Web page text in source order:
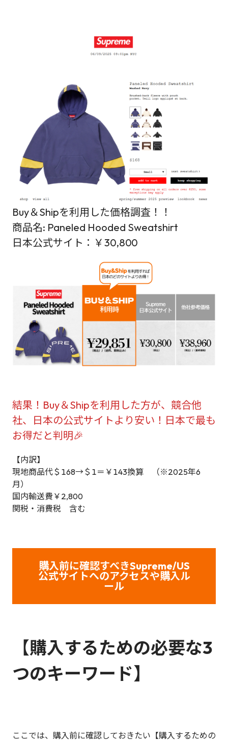
Buy＆Shipを利用した価格調査！！
商品名: Paneled Hooded Sweatshirt
日本公式サイト：￥30,800
結果！Buy＆Shipを利用した方が、競合他
社、日本の公式サイトより安い！日本で最も
お得だと判明🎉
【内訳】
現地商品代＄168→＄1＝￥143換算 （※2025年6
月）
国内輸送費￥2,800
関税・消費税 含む
購入前に確認すべきSupreme/US
公式サイトへのアクセスや購入ル
ール
【購入するための必要な3
つのキーワード】
ここでは、購入前に確認しておきたい【購入するための